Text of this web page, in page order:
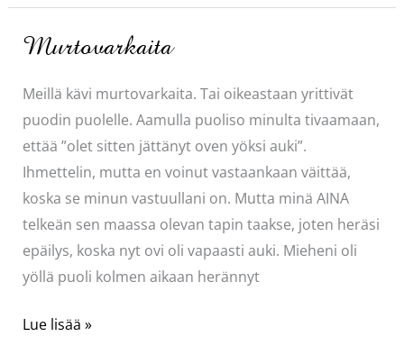
ja
lankavertailu
Murtovarkaita
Meillä kävi murtovarkaita. Tai oikeastaan yrittivät
puodin puolelle. Aamulla puoliso minulta tivaamaan,
ettää ”olet sitten jättänyt oven yöksi auki”.
Ihmettelin, mutta en voinut vastaankaan väittää,
koska se minun vastuullani on. Mutta minä AINA
telkeän sen maassa olevan tapin taakse, joten heräsi
epäilys, koska nyt ovi oli vapaasti auki. Mieheni oli
yöllä puoli kolmen aikaan herännyt
Murtovarkaita
Lue lisää »